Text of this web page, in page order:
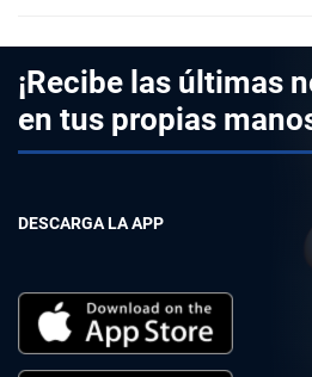
¡Recibe las últimas
en tus propias
DESCARGA LA APP